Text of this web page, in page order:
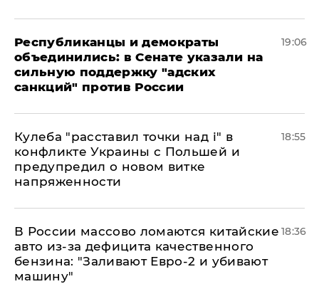
Республиканцы и демократы
объединились: в Сенате указали на
сильную поддержку "адских
санкций" против России
19:06
Кулеба "расставил точки над і" в
конфликте Украины с Польшей и
предупредил о новом витке
напряженности
18:55
В России массово ломаются китайские
авто из-за дефицита качественного
бензина: "Заливают Евро-2 и убивают
машину"
18:36